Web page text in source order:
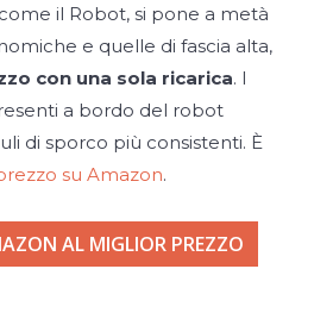
il Robot, si pone a metà
e quelle di fascia alta,
con una sola ricarica. I
a bordo del robot
di sporco più consistenti. È
su Amazon.
AL MIGLIOR PREZZO